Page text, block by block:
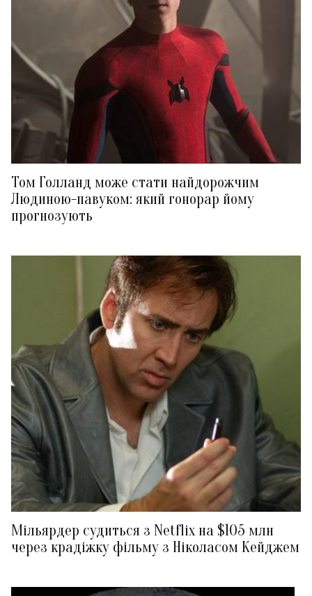
Том Голланд може стати найдорожчим
Людиною-павуком: який гонорар йому
прогнозують
Мільярдер судиться з Netflix на $105 млн
через крадіжку фільму з Ніколасом Кейджем